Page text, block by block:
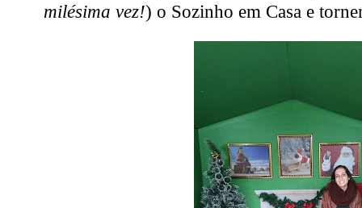
milésima vez!) o Sozinho em Casa e